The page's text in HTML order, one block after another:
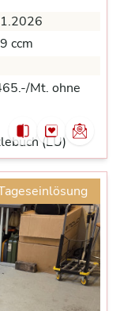
ccm
Mt. ohne
(LU)